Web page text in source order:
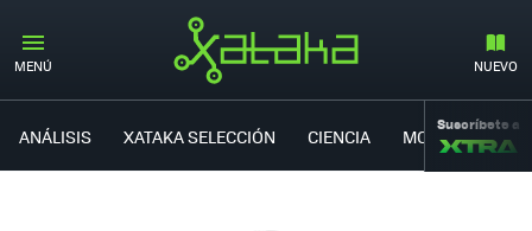
MENÚ NUEVO
ANÁLISIS XATAKA SELECCIÓN CIENCIA MOVILIDAD
Suscríbete a